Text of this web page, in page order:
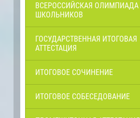
ВСЕРОССИЙСКАЯ ОЛИМПИАДА
ШКОЛЬНИКОВ
ГОСУДАРСТВЕННАЯ ИТОГОВАЯ
АТТЕСТАЦИЯ
ИТОГОВОЕ СОЧИНЕНИЕ
ИТОГОВОЕ СОБЕСЕДОВАНИЕ